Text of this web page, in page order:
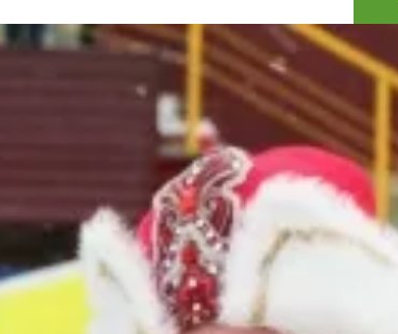
О регионе
Общая информация
Как добраться
Люди, прославившие Алтай
Карты и буклеты